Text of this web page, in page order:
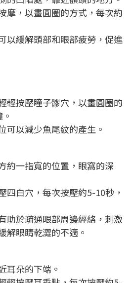
摩，以畫圓圈的方式，每次約
以緩解頭部和眼部疲勞，促進
輕按壓瞳子髎穴，以畫圓圈的
可以減少魚尾紋的產生。
約一指寬的位置，眼窩的深
四白穴，每次按壓約5-10秒，
助於疏通眼部周邊經絡，刺激
解眼睛乾澀的不適。
耳朵的下端。